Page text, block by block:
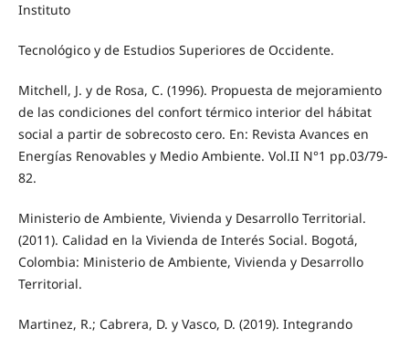
Instituto
Tecnológico y de Estudios Superiores de Occidente.
Mitchell, J. y de Rosa, C. (1996). Propuesta de mejoramiento
de las condiciones del confort térmico interior del hábitat
social a partir de sobrecosto cero. En: Revista Avances en
Energías Renovables y Medio Ambiente. Vol.II N°1 pp.03/79-
82.
Ministerio de Ambiente, Vivienda y Desarrollo Territorial.
(2011). Calidad en la Vivienda de Interés Social. Bogotá,
Colombia: Ministerio de Ambiente, Vivienda y Desarrollo
Territorial.
Martinez, R.; Cabrera, D. y Vasco, D. (2019). Integrando